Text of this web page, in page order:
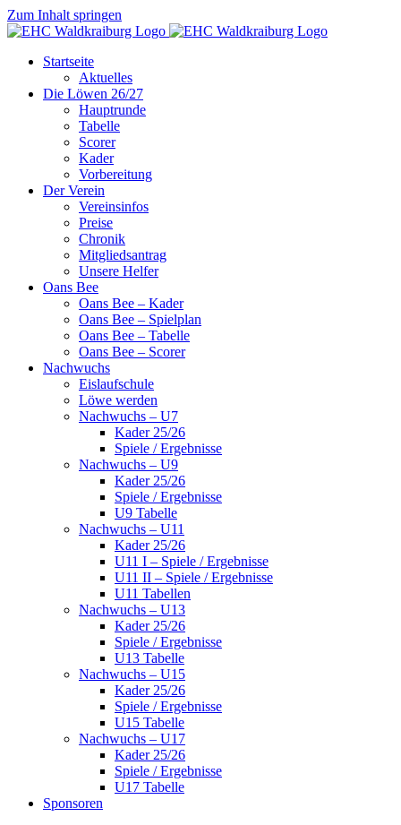
Zum Inhalt springen
Startseite
Aktuelles
Die Löwen 26/27
Hauptrunde
Tabelle
Scorer
Kader
Vorbereitung
Der Verein
Vereinsinfos
Preise
Chronik
Mitgliedsantrag
Unsere Helfer
Oans Bee
Oans Bee – Kader
Oans Bee – Spielplan
Oans Bee – Tabelle
Oans Bee – Scorer
Nachwuchs
Eislaufschule
Löwe werden
Nachwuchs – U7
Kader 25/26
Spiele / Ergebnisse
Nachwuchs – U9
Kader 25/26
Spiele / Ergebnisse
U9 Tabelle
Nachwuchs – U11
Kader 25/26
U11 I – Spiele / Ergebnisse
U11 II – Spiele / Ergebnisse
U11 Tabellen
Nachwuchs – U13
Kader 25/26
Spiele / Ergebnisse
U13 Tabelle
Nachwuchs – U15
Kader 25/26
Spiele / Ergebnisse
U15 Tabelle
Nachwuchs – U17
Kader 25/26
Spiele / Ergebnisse
U17 Tabelle
Sponsoren